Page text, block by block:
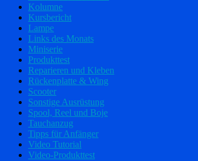
Kolumne
Kursbericht
Lampe
Links des Monats
Miniserie
Produkttest
Reparieren und Kleben
Rückenplatte & Wing
Scooter
Sonstige Ausrüstung
Spool, Reel und Boje
Tauchanzug
Tipps für Anfänger
Video Tutorial
Video-Produkttest